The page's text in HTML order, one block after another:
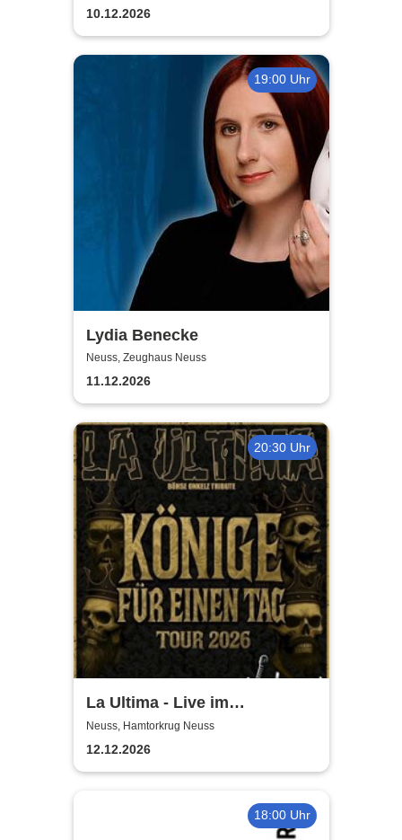
Bühne
10.12.2026
19:00 Uhr
Lydia Benecke
Neuss, Zeughaus Neuss
11.12.2026
20:30 Uhr
La Ultima - Live im
Hamtorkrug! | Könige für
einen Tag
Neuss, Hamtorkrug Neuss
12.12.2026
18:00 Uhr